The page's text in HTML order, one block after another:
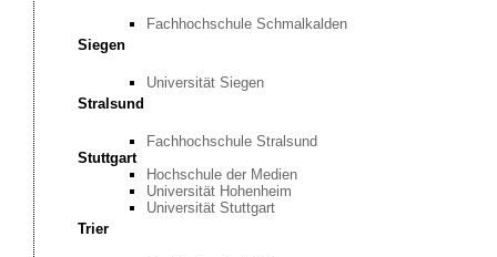
Fachhochschule Schmalkalden
Siegen
Universität Siegen
Stralsund
Fachhochschule Stralsund
Stuttgart
Hochschule der Medien
Universität Hohenheim
Universität Stuttgart
Trier